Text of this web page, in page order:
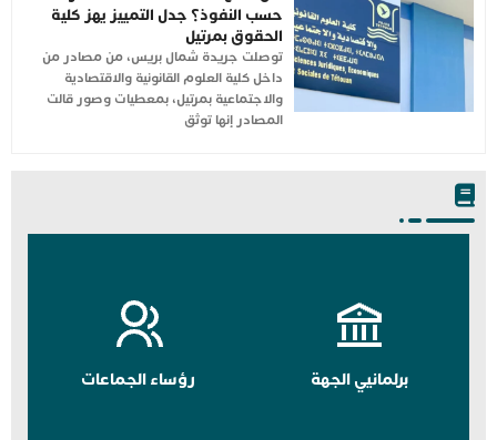
حسب النفوذ؟ جدل التمييز يهز كلية
الحقوق بمرتيل
توصلت جريدة شمال بريس، من مصادر من
داخل كلية العلوم القانونية والاقتصادية
والاجتماعية بمرتيل، بمعطيات وصور قالت
المصادر إنها توثق
برلمانيي الجهة رؤساء الجماعات